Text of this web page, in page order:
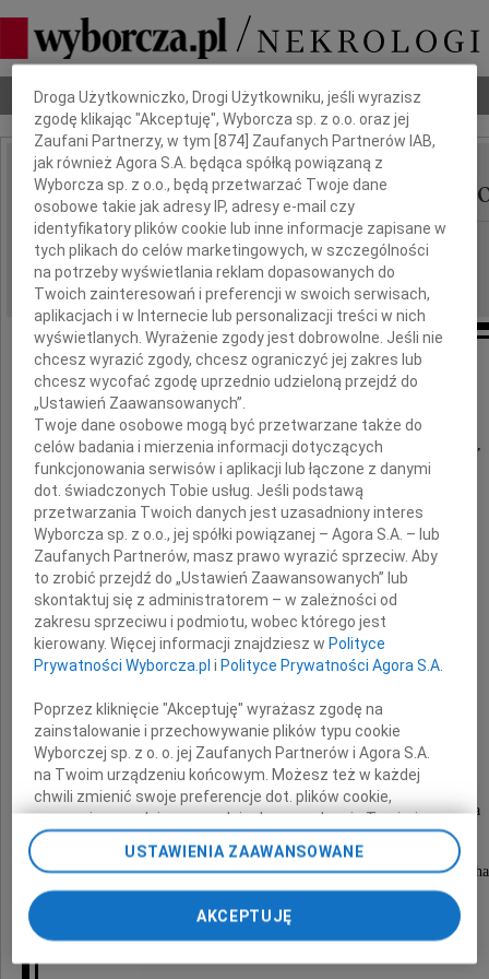
Nekrologi Odeszli Poradnik pogrzebowy
IMIĘ I NAZWISKO: Krystyna Dutkiewicz-
REGION: Poznań
DATA EMISJI: 06.02.2013
Z głębokim żalem zawiadamiamy,
po wielu latach cierpień moja ukochana Żona,
nasza Mama, Teściowa i Babcia
Krystyna
Dutkiewicz-Nowicka
lekarz stomatolog
Msza święta pogrzebowa zostanie odprawiona
dnia 7 lutego 2013 roku o godzinie 10.30
w kościele pw. św. Rocha w Poznaniu, ul. św.
Pogrzeb tego samego dnia o godzinie 12.30
na Cmentarzu Górczyńskim w Poznaniu.
Dbamy o Twoją prywatność
Droga Użytkowniczko, Drogi Użytkowniku, jeśli wyrazisz
zgodę klikając "Akceptuję", Wyborcza sp. z o.o. oraz jej
Zaufani Partnerzy, w tym [874 ] Zaufanych Partnerów IAB,
jak również Agora S.A. będąca spółką powiązaną z
Wyborcza sp. z o.o., będą przetwarzać Twoje dane
osobowe takie jak adresy IP, adresy e-mail czy
identyfikatory plików cookie lub inne informacje zapisane w
tych plikach do celów marketingowych, w szczególności
na potrzeby wyświetlania reklam dopasowanych do
Twoich zainteresowań i preferencji w swoich serwisach,
aplikacjach i w Internecie lub personalizacji treści w nich
wyświetlanych. Wyrażenie zgody jest dobrowolne. Jeśli nie
chcesz wyrazić zgody, chcesz ograniczyć jej zakres lub
chcesz wycofać zgodę uprzednio udzieloną przejdź do
„Ustawień Zaawansowanych”.
Twoje dane osobowe mogą być przetwarzane także do
celów badania i mierzenia informacji dotyczących
funkcjonowania serwisów i aplikacji lub łączone z danymi
dot. świadczonych Tobie usług. Jeśli podstawą
przetwarzania Twoich danych jest uzasadniony interes
Wyborcza sp. z o.o., jej spółki powiązanej – Agora S.A. – lub
Zaufanych Partnerów, masz prawo wyrazić sprzeciw. Aby
to zrobić przejdź do „Ustawień Zaawansowanych” lub
skontaktuj się z administratorem – w zależności od
zakresu sprzeciwu i podmiotu, wobec którego jest
kierowany. Więcej informacji znajdziesz w Polityce
Prywatności Wyborcza.pl i Polityce Prywatności Agora S.A.
Poprzez kliknięcie "Akceptuję" wyrażasz zgodę na
zainstalowanie i przechowywanie plików typu cookie
Wyborczej sp. z o. o. jej Zaufanych Partnerów i Agora S.A.
na Twoim urządzeniu końcowym. Możesz też w każdej
chwili zmienić swoje preferencje dot. plików cookie,
ponownie wywołując narzędzie do zarządzania Twoimi
preferencjami dot. przetwarzania danych poprzez
odnośnik „Ustawienia prywatności” w stopce serwisu i
Zmiana ustawień plików cookie możliwa jest także za
pomocą ustawień przeglądarki.
USTAWIENIA ZAAWANSOWANE
AKCEPTUJĘ